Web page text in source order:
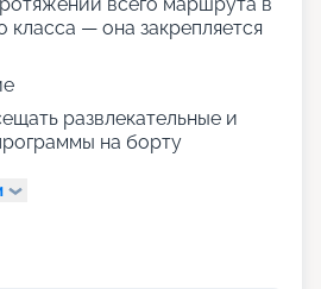
класса — она закрепляется
развлекательные и
на борту